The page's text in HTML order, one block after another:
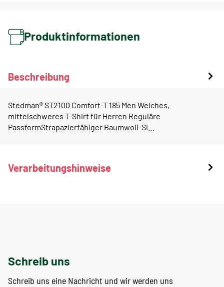
Produktinformationen
Beschreibung
Stedman® ST2100 Comfort-T 185 Men Weiches,
mittelschweres T-Shirt für Herren Reguläre
PassformStrapazierfähiger Baumwoll-Si…
Verarbeitungshinweise
Schreib uns
Schreib uns eine Nachricht und wir werden uns